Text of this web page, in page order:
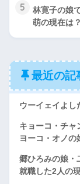
5
林寛子の娘
萌の現在は？
最近の記
ウーイェイよし
キョーコ・チャ
ヨーコ・オノの
郷ひろみの娘・
就職した2人の